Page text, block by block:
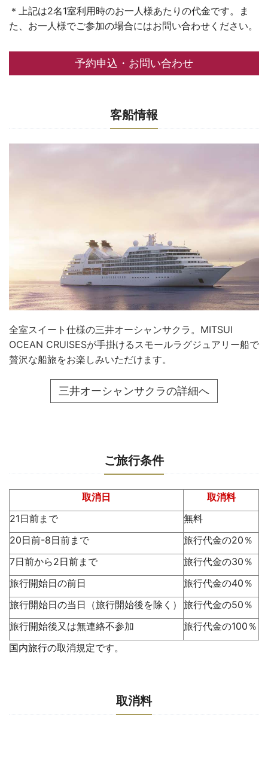
＊上記は2名1室利用時のお一人様あたりの代金です。ま
た、お一人様でご参加の場合にはお問い合わせください。
予約申込・お問い合わせ
客船情報
全室スイート仕様の三井オーシャンサクラ。MITSUI
OCEAN CRUISESが手掛けるスモールラグジュアリー船で
贅沢な船旅をお楽しみいただけます。
三井オーシャンサクラの詳細へ
ご旅行条件
取消日
取消料
21日前まで
無料
20日前-8日前まで
旅行代金の20％
7日前から2日前まで
旅行代金の30％
旅行開始日の前日
旅行代金の40％
旅行開始日の当日（旅行開始後を除く）
旅行代金の50％
旅行開始後又は無連絡不参加
旅行代金の100％
国内旅行の取消規定です。
取消料